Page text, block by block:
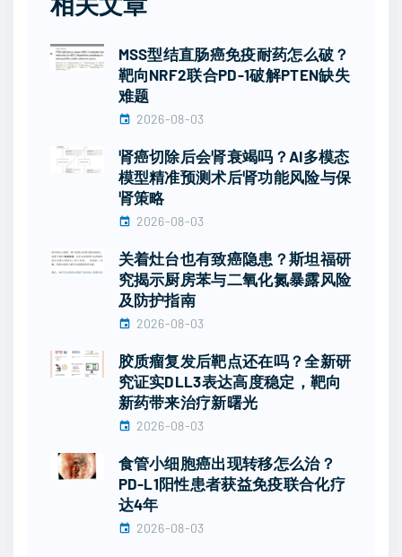
MSS型结直肠癌免疫耐药怎么破？
靶向NRF2联合PD-1破解PTEN缺失
难题
2026-08-03
肾癌切除后会肾衰竭吗？AI多模态
模型精准预测术后肾功能风险与保
肾策略
2026-08-03
关着灶台也有致癌隐患？斯坦福研
究揭示厨房苯与二氧化氮暴露风险
及防护指南
2026-08-03
胶质瘤复发后靶点还在吗？全新研
究证实DLL3表达高度稳定，靶向
新药带来治疗新曙光
2026-08-03
食管小细胞癌出现转移怎么治？
PD-L1阳性患者获益免疫联合化疗
达4年
2026-08-03